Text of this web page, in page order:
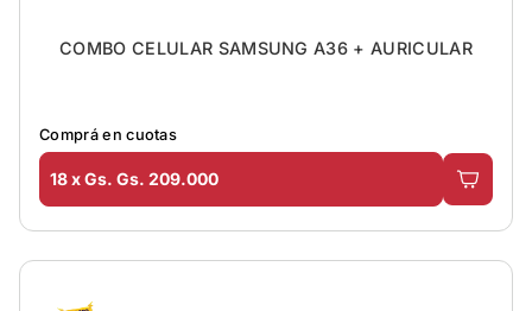
COMBO CELULAR SAMSUNG A36 + AURICULAR
Comprá en cuotas
18 x Gs. Gs. 209.000